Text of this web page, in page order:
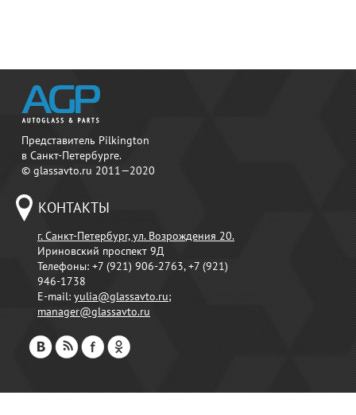
Представитель Pilkington
в Санкт-Петербурге.
© glassavto.ru 2011—2020
КОНТАКТЫ
г. Санкт-Петербург, ул. Возрождения 20.
Ириновский проспект 9Д
Телефоны:+7 (921) 906-2763, +7 (921)
946-1738
E-mail:yulia@glassavto.ru;
manager@glassavto.ru